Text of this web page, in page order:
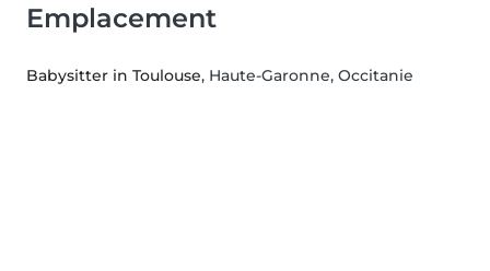
Emplacement
Babysitter in Toulouse, Haute-Garonne, Occitanie